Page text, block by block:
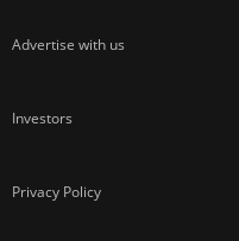
Advertise with us
Investors
Privacy Policy